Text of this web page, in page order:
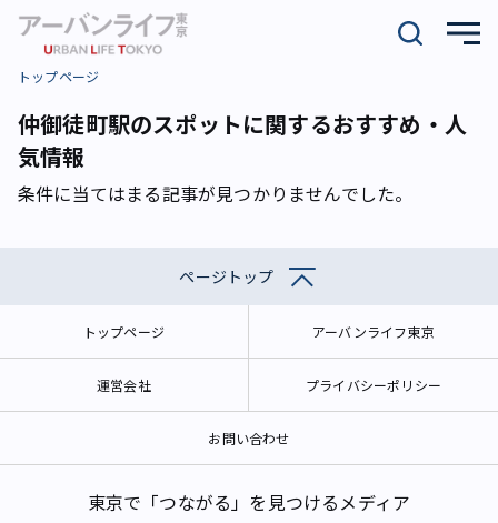
トップページ
仲御徒町駅のスポットに関するおすすめ・人
気情報
条件に当てはまる記事が見つかりませんでした。
ページトップ
トップページ アーバンライフ東京
運営会社 プライバシーポリシー
お問い合わせ
東京で「つながる」を見つけるメディア